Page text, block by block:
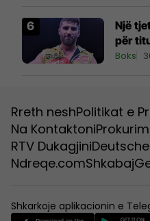
Një
për
Boks
Rreth neshPolitikat e
Na Kontaktoni
RTV Dukagjini
Ndreqe.comShkabaj
Shkarkoje aplikacionin e